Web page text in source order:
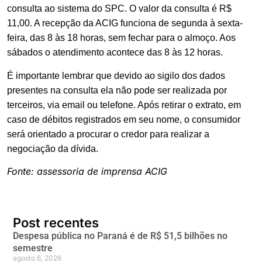
consulta ao sistema do SPC. O valor da consulta é R$
11,00. A recepção da ACIG funciona de segunda à sexta-
feira, das 8 às 18 horas, sem fechar para o almoço. Aos
sábados o atendimento acontece das 8 às 12 horas.
É importante lembrar que devido ao sigilo dos dados
presentes na consulta ela não pode ser realizada por
terceiros, via email ou telefone. Após retirar o extrato, em
caso de débitos registrados em seu nome, o consumidor
será orientado a procurar o credor para realizar a
negociação da dívida.
Fonte: assessoria de imprensa ACIG
Post recentes
Despesa pública no Paraná é de R$ 51,5 bilhões no
semestre
agosto 6, 2026